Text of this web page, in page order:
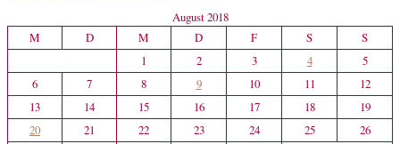
August 2018
M
D M D F S
S
1
2 3 4
5
6
7 8 9 10 11
12
13
14 15 16 17 18
19
20
21 22 23 24 25 26